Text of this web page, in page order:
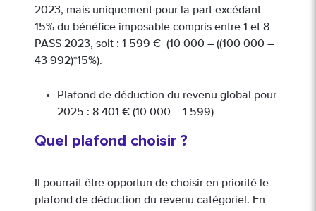
2023, mais uniquement pour la part excédant
15% du bénéfice imposable compris entre 1 et 8
PASS 2023, soit : 1 599 € (10 000 – ((100 000 –
43 992)*15%).
Plafond de déduction du revenu global pour
2025 : 8 401 € (10 000 – 1 599)
Quel plafond choisir ?
Il pourrait être opportun de choisir en priorité le
plafond de déduction du revenu catégoriel. En